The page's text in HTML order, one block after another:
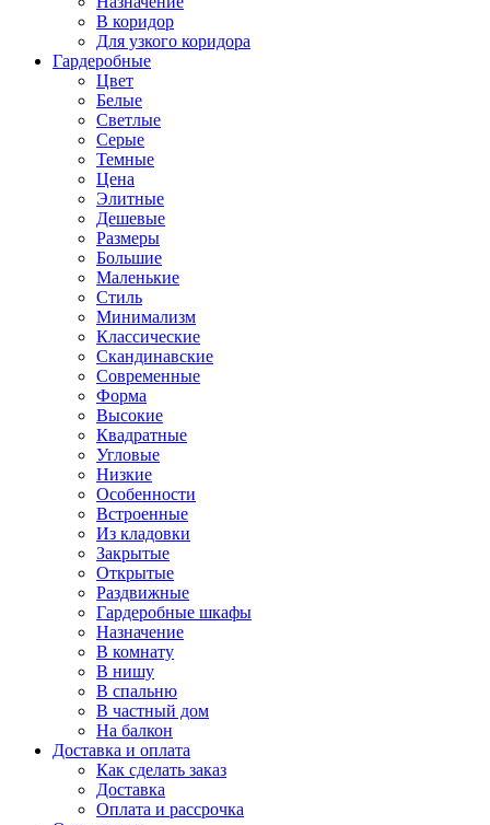
В коридор
Для узкого коридора
Гардеробные
Цвет
Белые
Светлые
Серые
Темные
Цена
Элитные
Дешевые
Размеры
Большие
Маленькие
Стиль
Минимализм
Классические
Скандинавские
Современные
Форма
Высокие
Квадратные
Угловые
Низкие
Особенности
Встроенные
Из кладовки
Закрытые
Открытые
Раздвижные
Гардеробные шкафы
Назначение
В комнату
В нишу
В спальню
В частный дом
На балкон
Доставка и оплата
Как сделать заказ
Доставка
Оплата и рассрочка